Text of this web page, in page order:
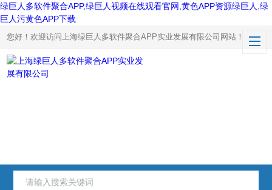
绿巨人多软件聚合APP,绿巨人视频在线观看官网,黄色APP资源绿巨人,绿
巨人污黄色APP下载
您好！欢迎访问上海绿巨人多软件聚合APP实业发展有限公司网站！